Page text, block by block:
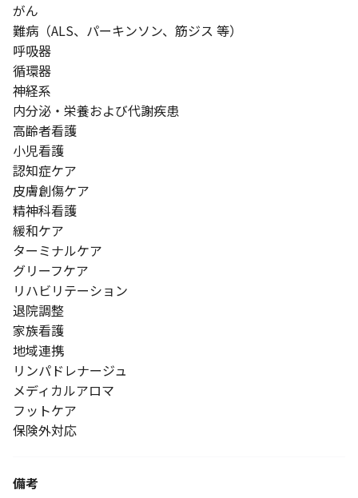
がん
難病（ALS、パーキンソン、筋ジス 等）
呼吸器
循環器
神経系
内分泌・栄養および代謝疾患
高齢者看護
小児看護
認知症ケア
皮膚創傷ケア
精神科看護
緩和ケア
ターミナルケア
グリーフケア
リハビリテーション
退院調整
家族看護
地域連携
リンパドレナージュ
メディカルアロマ
フットケア
保険外対応
備考